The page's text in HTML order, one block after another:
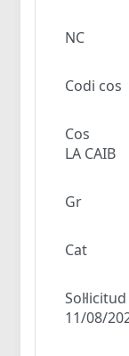
NC
Codi cos
Cos
LA CAIB
Gr
Cat
Sol·licitud
11/08/